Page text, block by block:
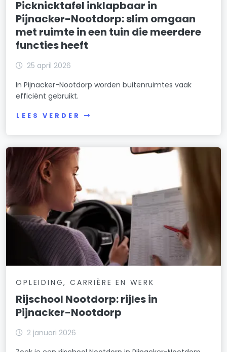
Picknicktafel inklapbaar in
Pijnacker-Nootdorp: slim omgaan
met ruimte in een tuin die meerdere
functies heeft
25 april 2026
In Pijnacker-Nootdorp worden buitenruimtes vaak
efficiënt gebruikt.
LEES VERDER
OPLEIDING, CARRIÈRE EN WERK
Rijschool Nootdorp: rijles in
Pijnacker-Nootdorp
2 januari 2026